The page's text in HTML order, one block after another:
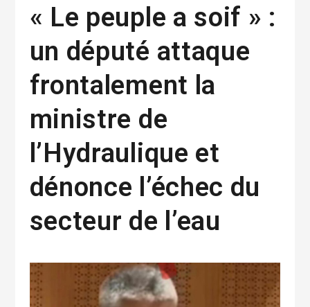
« Le peuple a soif » :
un député attaque
frontalement la
ministre de
l’Hydraulique et
dénonce l’échec du
secteur de l’eau